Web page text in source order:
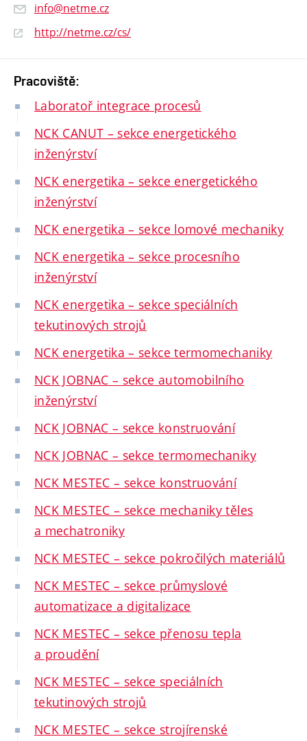
info@netme.cz
http://netme.cz/cs/
Pracoviště:
Laboratoř integrace procesů
NCK CANUT – sekce energetického
inženýrství
NCK energetika – sekce energetického
inženýrství
NCK energetika – sekce lomové mechaniky
NCK energetika – sekce procesního
inženýrství
NCK energetika – sekce speciálních
tekutinových strojů
NCK energetika – sekce termomechaniky
NCK JOBNAC – sekce automobilního
inženýrství
NCK JOBNAC – sekce konstruování
NCK JOBNAC – sekce termomechaniky
NCK MESTEC – sekce konstruování
NCK MESTEC – sekce mechaniky těles
a mechatroniky
NCK MESTEC – sekce pokročilých materiálů
NCK MESTEC – sekce průmyslové
automatizace a digitalizace
NCK MESTEC – sekce přenosu tepla
a proudění
NCK MESTEC – sekce speciálních
tekutinových strojů
NCK MESTEC – sekce strojírenské